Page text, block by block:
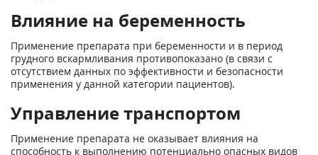
Влияние на беременность
Применение препарата при беременности и в период
грудного вскармливания противопоказано (в связи с
отсутствием данных по эффективности и безопасности
применения у данной категории пациентов).
Управление транспортом
Применение препарата не оказывает влияния на
способность к выполнению потенциально опасных видов